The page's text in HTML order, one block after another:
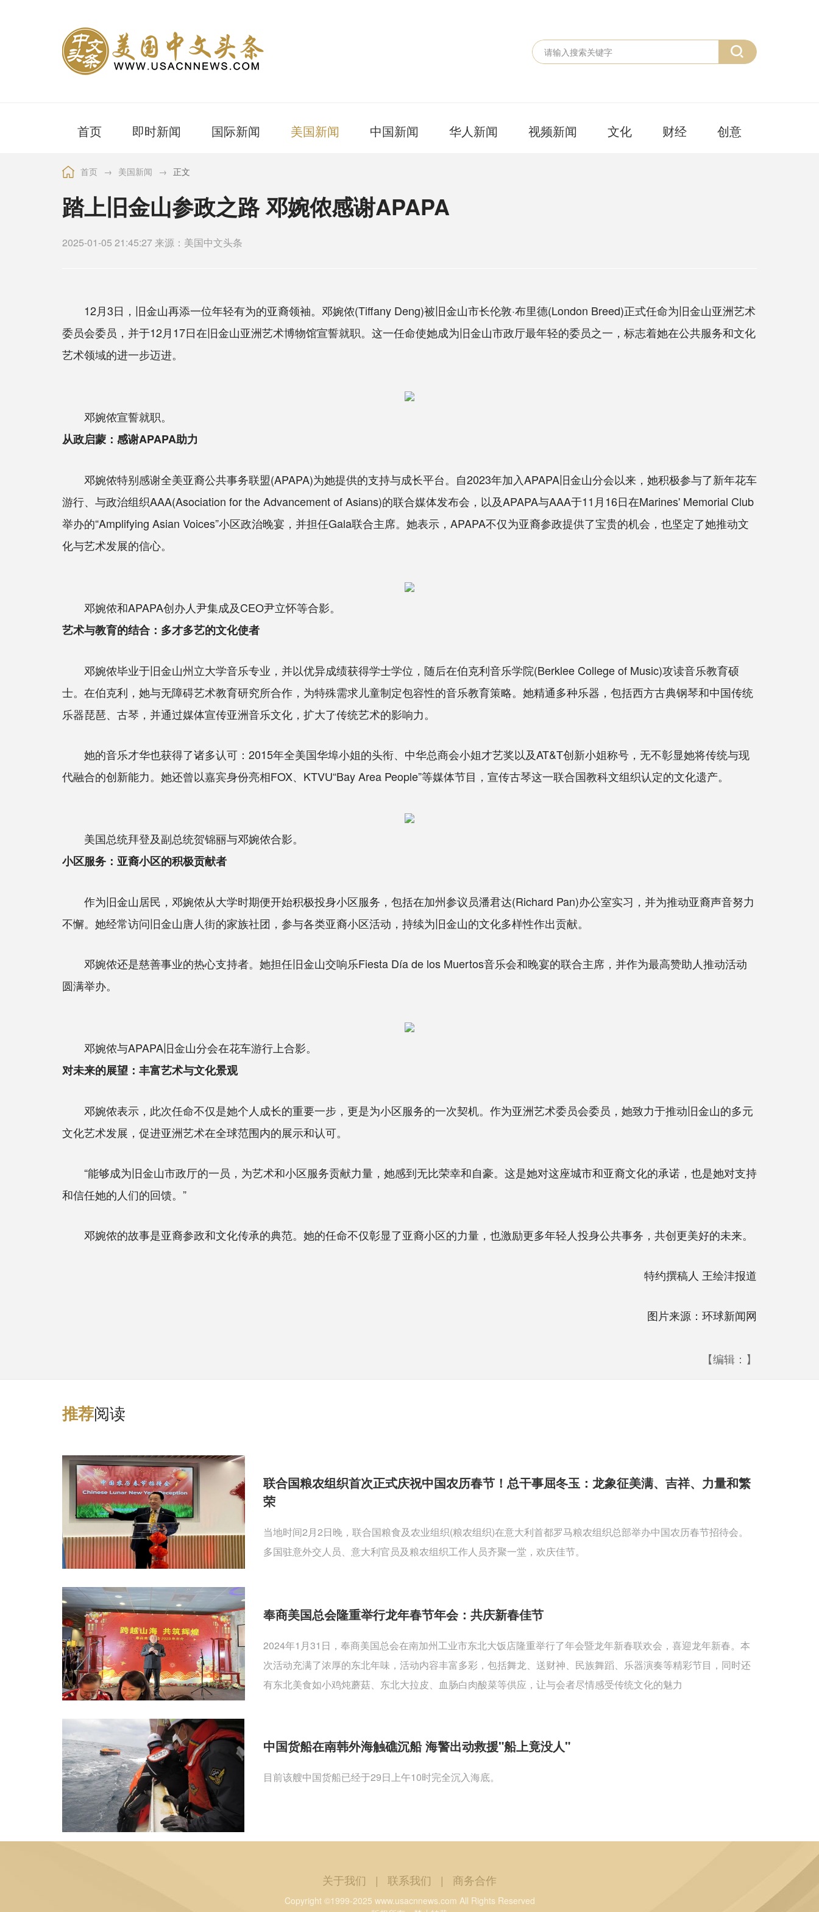
首页 即时新闻 国际新闻 美国新闻 中国新闻 华人新闻 视频新闻 文化 财经 创意
首页 → 美国新闻 → 正文
踏上旧金山参政之路 邓婉侬感谢APAPA
2025-01-05 21:45:27 来源：美国中文头条
12月3日，旧金山再添一位年轻有为的亚裔领袖。邓婉侬(Tiffany Deng)被旧金山市长伦敦·布里德(London Breed)正式任命为旧金山亚洲艺术
委员会委员，并于12月17日在旧金山亚洲艺术博物馆宣誓就职。这一任命使她成为旧金山市政厅最年轻的委员之一，标志着她在公共服务和文化
艺术领域的进一步迈进。
邓婉侬宣誓就职。
从政启蒙：感谢APAPA助力
邓婉侬特别感谢全美亚裔公共事务联盟(APAPA)为她提供的支持与成长平台。自2023年加入APAPA旧金山分会以来，她积极参与了新年花车
游行、与政治组织AAA(Asociation for the Advancement of Asians)的联合媒体发布会，以及APAPA与AAA于11月16日在Marines' Memorial Club
举办的“Amplifying Asian Voices”小区政治晚宴，并担任Gala联合主席。她表示，APAPA不仅为亚裔参政提供了宝贵的机会，也坚定了她推动文
化与艺术发展的信心。
邓婉侬和APAPA创办人尹集成及CEO尹立怀等合影。
艺术与教育的结合：多才多艺的文化使者
邓婉侬毕业于旧金山州立大学音乐专业，并以优异成绩获得学士学位，随后在伯克利音乐学院(Berklee College of Music)攻读音乐教育硕
士。在伯克利，她与无障碍艺术教育研究所合作，为特殊需求儿童制定包容性的音乐教育策略。她精通多种乐器，包括西方古典钢琴和中国传统
乐器琵琶、古琴，并通过媒体宣传亚洲音乐文化，扩大了传统艺术的影响力。
她的音乐才华也获得了诸多认可：2015年全美国华埠小姐的头衔、中华总商会小姐才艺奖以及AT&T创新小姐称号，无不彰显她将传统与现
代融合的创新能力。她还曾以嘉宾身份亮相FOX、KTVU“Bay Area People”等媒体节目，宣传古琴这一联合国教科文组织认定的文化遗产。
美国总统拜登及副总统贺锦丽与邓婉侬合影。
小区服务：亚裔小区的积极贡献者
作为旧金山居民，邓婉侬从大学时期便开始积极投身小区服务，包括在加州参议员潘君达(Richard Pan)办公室实习，并为推动亚裔声音努力
不懈。她经常访问旧金山唐人街的家族社团，参与各类亚裔小区活动，持续为旧金山的文化多样性作出贡献。
邓婉侬还是慈善事业的热心支持者。她担任旧金山交响乐Fiesta Día de los Muertos音乐会和晚宴的联合主席，并作为最高赞助人推动活动
圆满举办。
邓婉侬与APAPA旧金山分会在花车游行上合影。
对未来的展望：丰富艺术与文化景观
邓婉侬表示，此次任命不仅是她个人成长的重要一步，更是为小区服务的一次契机。作为亚洲艺术委员会委员，她致力于推动旧金山的多元
文化艺术发展，促进亚洲艺术在全球范围内的展示和认可。
“能够成为旧金山市政厅的一员，为艺术和小区服务贡献力量，她感到无比荣幸和自豪。这是她对这座城市和亚裔文化的承诺，也是她对支持
和信任她的人们的回馈。”
邓婉侬的故事是亚裔参政和文化传承的典范。她的任命不仅彰显了亚裔小区的力量，也激励更多年轻人投身公共事务，共创更美好的未来。
特约撰稿人 王绘沣报道
图片来源：环球新闻网
【编辑：】
推荐阅读
联合国粮农组织首次正式庆祝中国农历春节！总干事屈冬玉：龙象征美满、吉祥、力量和繁
荣
当地时间2月2日晚，联合国粮食及农业组织(粮农组织)在意大利首都罗马粮农组织总部举办中国农历春节招待会。
多国驻意外交人员、意大利官员及粮农组织工作人员齐聚一堂，欢庆佳节。
奉商美国总会隆重举行龙年春节年会：共庆新春佳节
2024年1月31日，奉商美国总会在南加州工业市东北大饭店隆重举行了年会暨龙年新春联欢会，喜迎龙年新春。本
次活动充满了浓厚的东北年味，活动内容丰富多彩，包括舞龙、送财神、民族舞蹈、乐器演奏等精彩节目，同时还
有东北美食如小鸡炖蘑菇、东北大拉皮、血肠白肉酸菜等供应，让与会者尽情感受传统文化的魅力
中国货船在南韩外海触礁沉船 海警出动救援"船上竟没人"
目前该艘中国货船已经于29日上午10时完全沉入海底。
关于我们 | 联系我们 | 商务合作
Copyright ©1999-2025 www.usacnnews.com All Rights Reserved